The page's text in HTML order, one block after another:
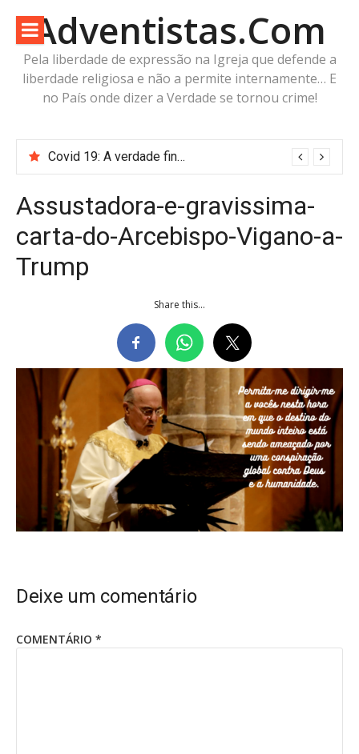
para
conteúdo
Adventistas.Com
Pela liberdade de expressão na Igreja que defende a
liberdade religiosa e não a permite internamente… E
no País onde dizer a Verdade se tornou crime!
Covid 19: A verdade finalmente revelada mostrou que Michelson Borges e a Associação Geral estavam errados
Assustadora-e-gravissima-
carta-do-Arcebispo-Vigano-a-
Trump
Share this...
Deixe um comentário
COMENTÁRIO *